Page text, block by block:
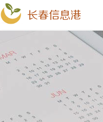
长春信息港